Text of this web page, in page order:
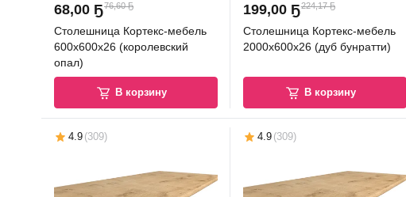
68,00 Ҕ76,60 Ҕ
Столешница Кортекс-мебель
600x600x26 (королевский
опал)
В корзину
199,00 Ҕ224,17 Ҕ
Столешница Кортекс-мебель
2000x600x26 (дуб бунратти)
В корзину
4.9 (309) 4.9 (309)